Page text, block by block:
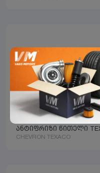
ანტიფრიზი წითელი
CHEVRON TEXACO